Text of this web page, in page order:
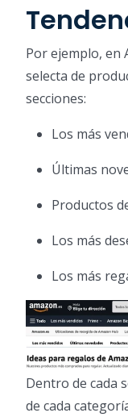
Por ejemplo, en
selecta de
secciones:
Los más
Últimas
Productos
Los más
Los más
Dentro de cada
de cada